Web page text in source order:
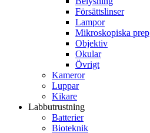
Försättslinser
Lampor
Mikroskopiska prep
Objektiv
Okular
Övrigt
Kameror
Luppar
Kikare
Labbutrustning
Batterier
Bioteknik